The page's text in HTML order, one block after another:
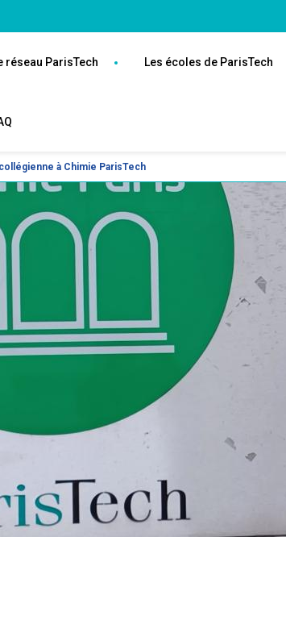
réseau ParisTech Les écoles de ParisTech
à Chimie ParisTech